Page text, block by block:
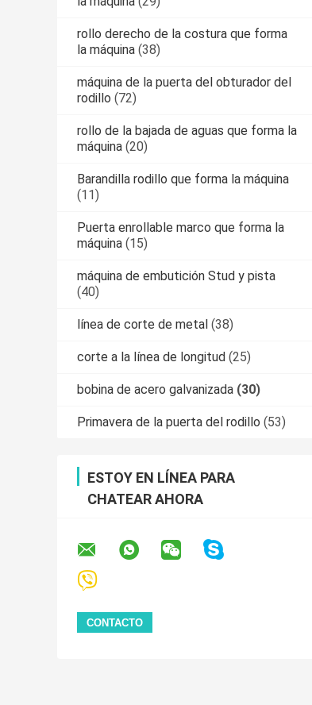
rollo derecho de la costura que forma
la máquina (38)
máquina de la puerta del obturador del
rodillo (72)
rollo de la bajada de aguas que forma la
máquina (20)
Barandilla rodillo que forma la máquina
(11)
Puerta enrollable marco que forma la
máquina (15)
máquina de embutición Stud y pista
(40)
línea de corte de metal (38)
corte a la línea de longitud (25)
bobina de acero galvanizada (30)
Primavera de la puerta del rodillo (53)
ESTOY EN LÍNEA PARA
CHATEAR AHORA